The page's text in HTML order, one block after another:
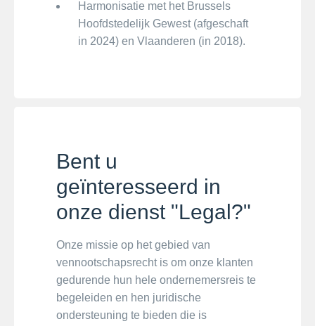
Harmonisatie met het Brussels
Hoofdstedelijk Gewest (afgeschaft
in 2024) en Vlaanderen (in 2018).
Bent u
geïnteresseerd in
onze dienst "Legal?"
Onze missie op het gebied van
vennootschapsrecht is om onze klanten
gedurende hun hele ondernemersreis te
begeleiden en hen juridische
ondersteuning te bieden die is